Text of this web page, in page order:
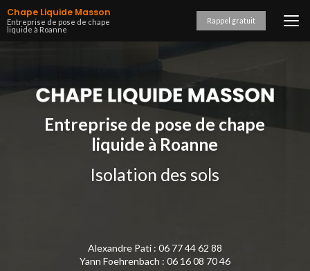
Aller
au
contenu
Chape Liquide Masson
Entreprise de pose de chape
liquide à Roanne
Rappel gratuit
Entreprise de pose de chape
liquide à Roanne
Isolation des sols
Alexandre Pati : 06 77 44 62 88
Yann Foehrenbach : 06 16 08 70 46